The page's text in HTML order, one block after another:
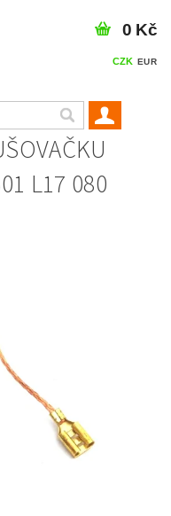
CZK EUR
0 Kč
L17 080